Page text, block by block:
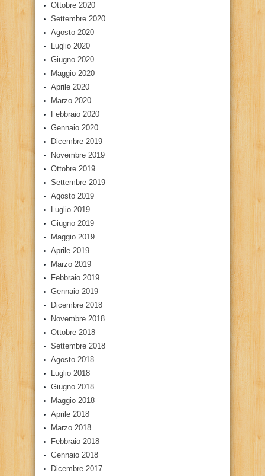
Ottobre 2020
Settembre 2020
Agosto 2020
Luglio 2020
Giugno 2020
Maggio 2020
Aprile 2020
Marzo 2020
Febbraio 2020
Gennaio 2020
Dicembre 2019
Novembre 2019
Ottobre 2019
Settembre 2019
Agosto 2019
Luglio 2019
Giugno 2019
Maggio 2019
Aprile 2019
Marzo 2019
Febbraio 2019
Gennaio 2019
Dicembre 2018
Novembre 2018
Ottobre 2018
Settembre 2018
Agosto 2018
Luglio 2018
Giugno 2018
Maggio 2018
Aprile 2018
Marzo 2018
Febbraio 2018
Gennaio 2018
Dicembre 2017